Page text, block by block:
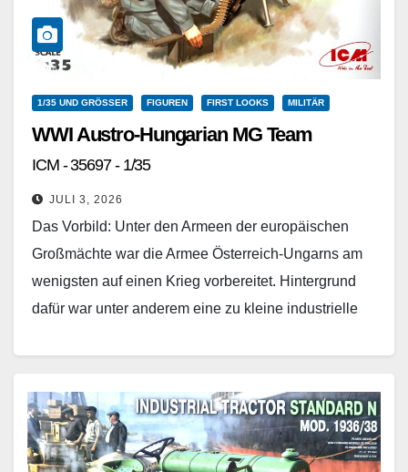
1/35 UND GRÖSSER FIGUREN FIRST LOOKS MILITÄR
WWI Austro-Hungarian MG Team
ICM - 35697 - 1/35
JULI 3, 2026
Das Vorbild: Unter den Armeen der europäischen
Großmächte war die Armee Österreich-Ungarns am
wenigsten auf einen Krieg vorbereitet. Hintergrund
dafür war unter anderem eine zu kleine industrielle